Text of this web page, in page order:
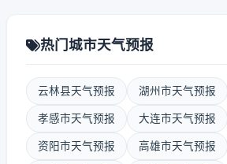
热门城市天气预报
云林县天气预报 湖州市天气预报
孝感市天气预报 大连市天气预报
资阳市天气预报 高雄市天气预报